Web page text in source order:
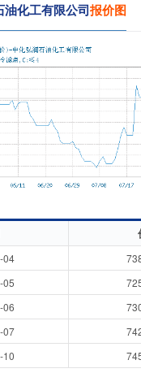
油化工有限公司报价图
04
05
06
07
10